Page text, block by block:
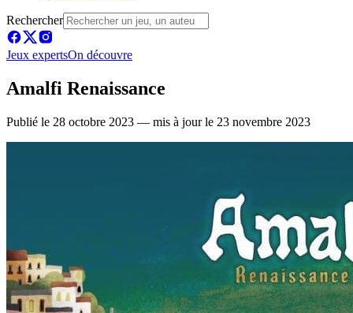
Rechercher
Jeux expertsOn découvre
Amalfi Renaissance
Publié le 28 octobre 2023 — mis à jour le 23 novembre 2023